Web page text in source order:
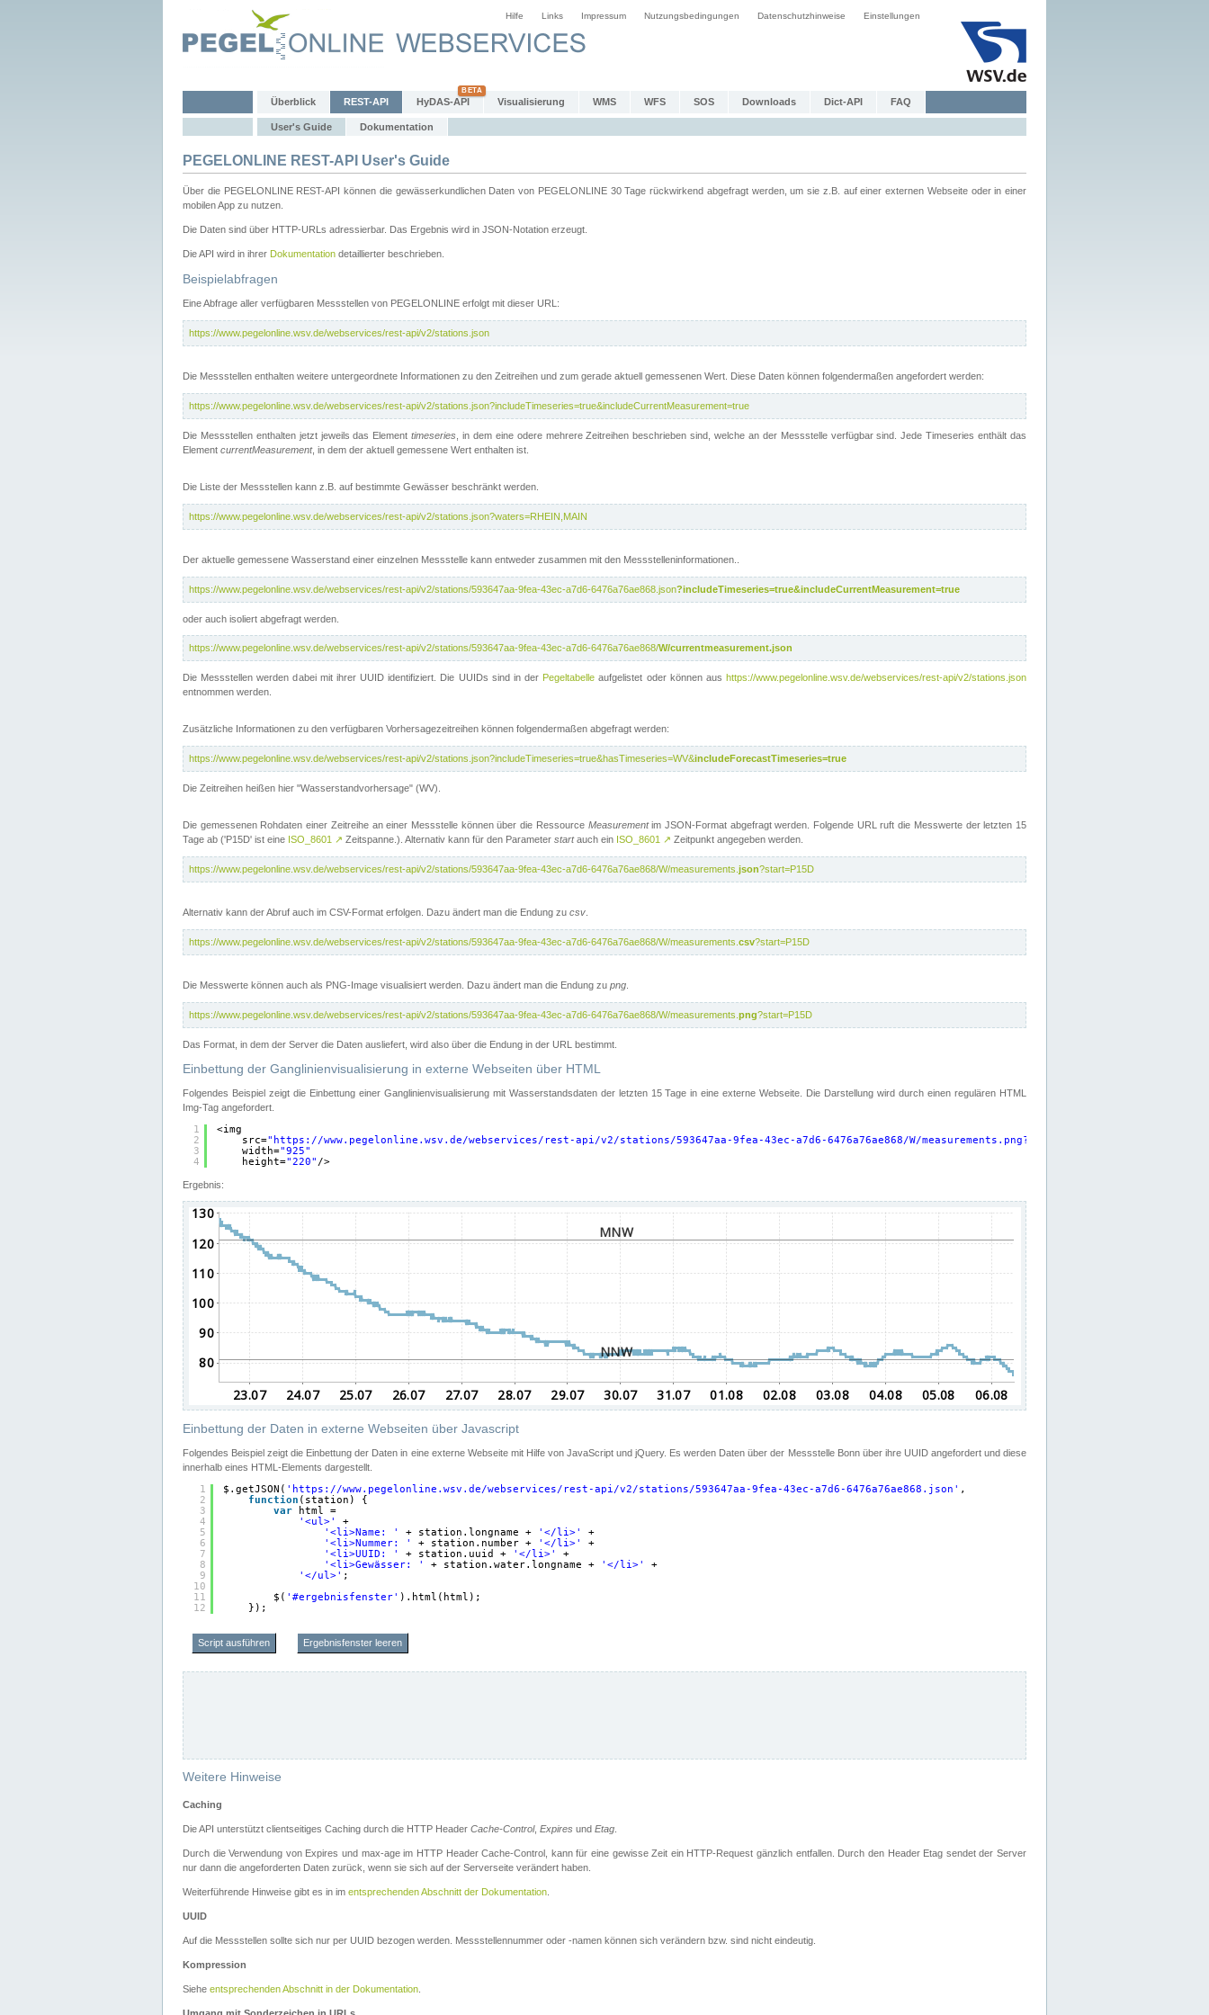
Hilfe Links Impressum Nutzungsbedingungen Datenschutzhinweise Einstellungen
Überblick REST-API HyDAS-API Visualisierung WMS WFS SOS Downloads Dict-API FAQ
User's Guide Dokumentation
PEGELONLINE REST-API User's Guide
Über die PEGELONLINE REST-API können die gewässerkundlichen Daten von PEGELONLINE 30 Tage rückwirkend abgefragt werden, um sie z.B. auf einer externen Webseite oder in einer
mobilen App zu nutzen.
Die Daten sind über HTTP-URLs adressierbar. Das Ergebnis wird in JSON-Notation erzeugt.
Die API wird in ihrer Dokumentation detaillierter beschrieben.
Beispielabfragen
Eine Abfrage aller verfügbaren Messstellen von PEGELONLINE erfolgt mit dieser URL:
https://www.pegelonline.wsv.de/webservices/rest-api/v2/stations.json
Die Messstellen enthalten weitere untergeordnete Informationen zu den Zeitreihen und zum gerade aktuell gemessenen Wert. Diese Daten können folgendermaßen angefordert werden:
https://www.pegelonline.wsv.de/webservices/rest-api/v2/stations.json?includeTimeseries=true&includeCurrentMeasurement=true
Die Messstellen enthalten jetzt jeweils das Elementtimeseries , in dem eine odere mehrere Zeitreihen beschrieben sind, welche an der Messstelle verfügbar sind. Jede Timeseries enthält das
Element currentMeasurement, in dem der aktuell gemessene Wert enthalten ist.
Die Liste der Messstellen kann z.B. auf bestimmte Gewässer beschränkt werden.
https://www.pegelonline.wsv.de/webservices/rest-api/v2/stations.json?waters=RHEIN,MAIN
Der aktuelle gemessene Wasserstand einer einzelnen Messstelle kann entweder zusammen mit den Messstelleninformationen..
https://www.pegelonline.wsv.de/webservices/rest-api/v2/stations/593647aa-9fea-43ec-a7d6-6476a76ae868.json?includeTimeseries=true&includeCurrentMeasurement=true
oder auch isoliert abgefragt werden.
https://www.pegelonline.wsv.de/webservices/rest-api/v2/stations/593647aa-9fea-43ec-a7d6-6476a76ae868/W/currentmeasurement.json
Die Messstellen werden dabei mit ihrer UUID identifiziert. Die UUIDs sind in der Pegeltabelle aufgelistet oder können aushttps://www.pegelonline.wsv.de/webservices/rest-api/v2/stations.json
entnommen werden.
Zusätzliche Informationen zu den verfügbaren Vorhersagezeitreihen können folgendermaßen abgefragt werden:
https://www.pegelonline.wsv.de/webservices/rest-api/v2/stations.json?includeTimeseries=true&hasTimeseries=WV&includeForecastTimeseries=true
Die Zeitreihen heißen hier "Wasserstandvorhersage" (WV).
Die gemessenen Rohdaten einer Zeitreihe an einer Messstelle können über die Ressource Measurementim JSON-Format abgefragt werden. Folgende URL ruft die Messwerte der letzten 15
Tage ab ('P15D' ist eine ISO_8601 ↗ Zeitspanne.). Alternativ kann für den Parameter startauch ein ISO_8601 ↗ Zeitpunkt angegeben werden.
https://www.pegelonline.wsv.de/webservices/rest-api/v2/stations/593647aa-9fea-43ec-a7d6-6476a76ae868/W/measurements. json?start=P15D
Alternativ kann der Abruf auch im CSV-Format erfolgen. Dazu ändert man die Endung zu csv
https://www.pegelonline.wsv.de/webservices/rest-api/v2/stations/593647aa-9fea-43ec-a7d6-6476a76ae868/W/measurements. csv?start=P15D
Die Messwerte können auch als PNG-Image visualisiert werden. Dazu ändert man die Endung zu png
https://www.pegelonline.wsv.de/webservices/rest-api/v2/stations/593647aa-9fea-43ec-a7d6-6476a76ae868/W/measurements. png?start=P15D
Das Format, in dem der Server die Daten ausliefert, wird also über die Endung in der URL bestimmt.
Einbettung der Ganglinienvisualisierung in externe Webseiten über HTML
Folgendes Beispiel zeigt die Einbettung einer Ganglinienvisualisierung mit Wasserstandsdaten der letzten 15 Tage in eine externe Webseite. Die Darstellung wird durch einen regulären HTML
Img-Tag angefordert.
1
2
3
4
<img
src=" https://www.pegelonline.wsv.de/webservices/rest-api/v2/stations/593647aa-9fea-43ec-a7d6-6476a76ae868/W/
width="925"
height="220" />
Ergebnis:
Einbettung der Daten in externe Webseiten über Javascript
Folgendes Beispiel zeigt die Einbettung der Daten in eine externe Webseite mit Hilfe von JavaScript und jQuery. Es werden Daten über der Messstelle Bonn über ihre UUID angefordert und diese
innerhalb eines HTML-Elements dargestellt.
1
2
3
4
5
6
7
8
9
10
11
12
$.getJSON( ' https://www.pegelonline.wsv.de/webservices/rest-api/v2/stations/593647aa-9fea-43ec-a7d6-6476a76ae868.json ' ,
function (station) {
var
html =
'<ul>'
+
'<li>Name: '
+ station.longname + '</li>'
+
'<li>Nummer: '
+ station.number + '</li>'
+
'<li>UUID: '
+ station.uuid + '</li>'
+
'<li>Gewässer: '
+ station.water.longname + '</li>'
+
'</ul>' ;
$( '#ergebnisfenster' ).html(html);
});
Script ausführen Ergebnisfenster leeren
Weitere Hinweise
Caching
Die API unterstützt clientseitiges Caching durch die HTTP Header Cache-Control, Expires und Etag.
Durch die Verwendung von Expires und max-age im HTTP Header Cache-Control, kann für eine gewisse Zeit ein HTTP-Request gänzlich entfallen. Durch den Header Etag sendet der Server
nur dann die angeforderten Daten zurück, wenn sie sich auf der Serverseite verändert haben.
Weiterführende Hinweise gibt es in im entsprechenden Abschnitt der Dokumentation.
UUID
Auf die Messstellen sollte sich nur per UUID bezogen werden. Messstellennummer oder -namen können sich verändern bzw. sind nicht eindeutig.
Kompression
Siehe entsprechenden Abschnitt in der Dokumentation.